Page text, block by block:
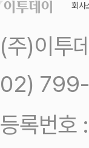
회사
(주)이투
02)
등록번